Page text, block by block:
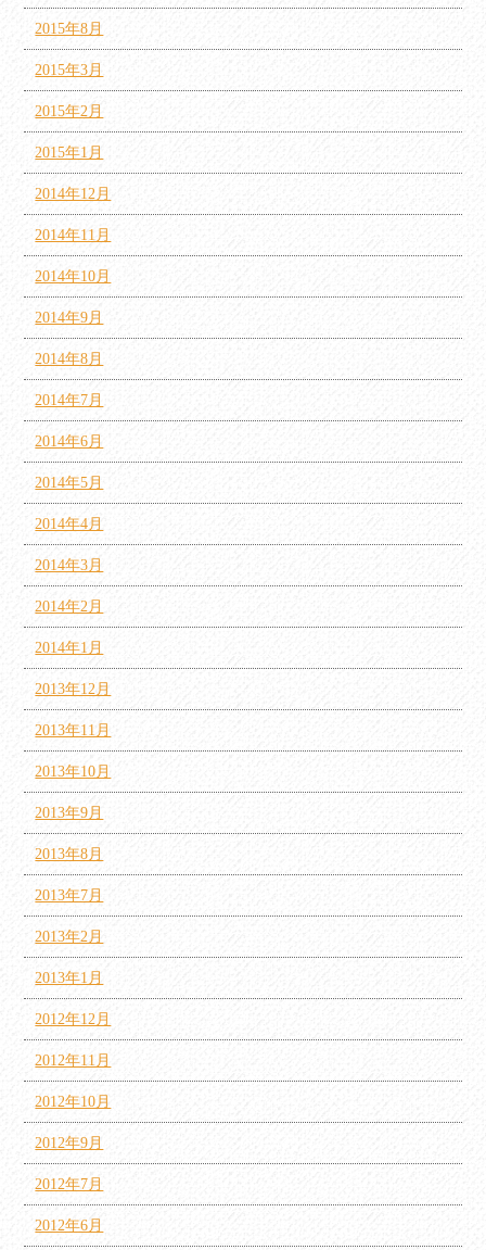
2015年8月
2015年3月
2015年2月
2015年1月
2014年12月
2014年11月
2014年10月
2014年9月
2014年8月
2014年7月
2014年6月
2014年5月
2014年4月
2014年3月
2014年2月
2014年1月
2013年12月
2013年11月
2013年10月
2013年9月
2013年8月
2013年7月
2013年2月
2013年1月
2012年12月
2012年11月
2012年10月
2012年9月
2012年7月
2012年6月